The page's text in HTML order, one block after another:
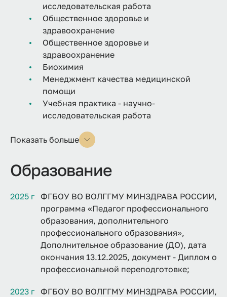
исследовательская работа
Общественное здоровье и
здравоохранение
Общественное здоровье и
здравоохранение
Биохимия
Менеджмент качества медицинской
помощи
Учебная практика - научно-
исследовательская работа
Показать больше
Образование
2025 г
ФГБОУ ВО ВОЛГГМУ МИНЗДРАВА РОССИИ,
программа «Педагог профессионального
образования, дополнительного
профессионального образования»,
Дополнительное образование (ДО), дата
окончания 13.12.2025, документ - Диплом о
профессиональной переподготовке;
2023 г
ФГБОУ ВО ВОЛГГМУ МИНЗДРАВА РОССИИ,